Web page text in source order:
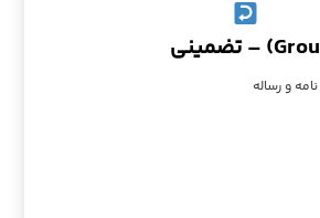
و رساله